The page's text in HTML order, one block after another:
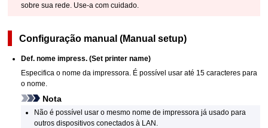
sobre sua rede. Use-a com cuidado.
Configuração manual (Manual setup)
Def. nome impress. (Set printer name)
Especifica o nome daimpressora É possível usar até 15 caracteres para
o nome.
Nota
Não é possível usar o mesmo nome de impressora já usado para
outros dispositivos conectados à LAN.